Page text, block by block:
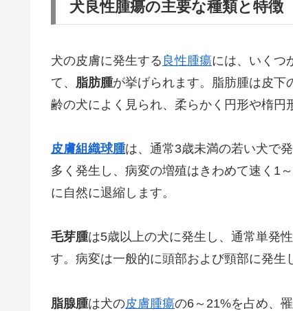
犬良性腫瘍の主要な種類と特徴
犬の皮膚に発生する 良性腫瘍には、いくつ
て、 脂肪腫が挙げられます。脂肪腫は皮下
齢の犬によく見られ、柔らかく円形や楕円
皮膚組織球腫は、通常3歳未満の若い犬で
多く発生し、病変の増殖はきわめて速く1
に自然に退縮します。
毛芽腫は5歳以上の犬に発生し、通常単発
す。病変は一般的に頭部および頸部に発生
脂腺腫は犬の皮膚腫瘍の6～21%を占め、